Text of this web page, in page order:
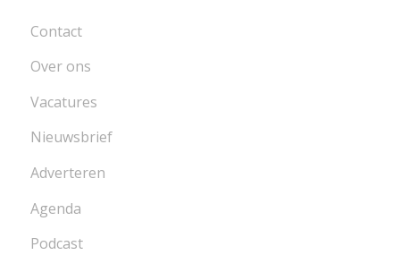
Contact
Over ons
Vacatures
Nieuwsbrief
Adverteren
Agenda
Podcast